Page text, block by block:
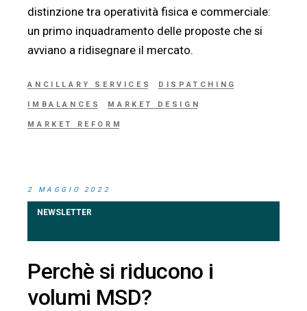
distinzione tra operatività fisica e commerciale:
un primo inquadramento delle proposte che si
avviano a ridisegnare il mercato.
ANCILLARY SERVICES DISPATCHING
IMBALANCES MARKET DESIGN
MARKET REFORM
2 MAGGIO 2022
NEWSLETTER
Perchè si riducono i
volumi MSD?